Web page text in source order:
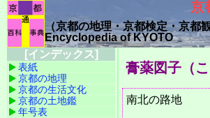
京
（京都の地理・京都検定・京都
Encyclopedia of KYOTO
膏薬図子（
南北の路地
[インデックス]
表紙
京都の地理
京都の生活文化
京都の土地鑑
年号表